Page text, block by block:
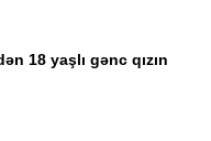
18 yaşlı gənc qızın